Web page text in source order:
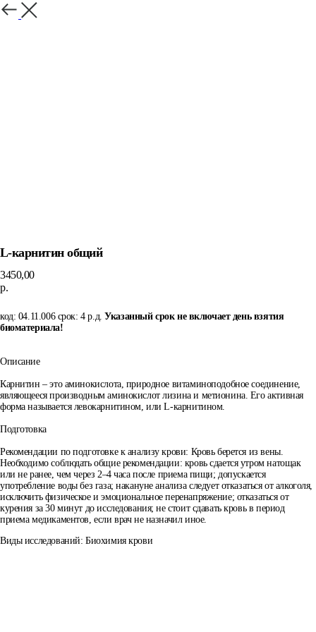
Назад
L-карнитин общий
3450,00
р.
код: 04.11.006 срок: 4 р.д.Указанный срок не включает день взятия
биоматериала!
Описание
Карнитин – это аминокислота, природное витаминоподобное соединение,
являющееся производным аминокислот лизина и метионина. Его активная
форма называется левокарнитином, или L-карнитином.
Подготовка
Рекомендации по подготовке к анализу крови: Кровь берется из вены.
Необходимо соблюдать общие рекомендации: кровь сдается утром натощак
или не ранее, чем через 2–4 часа после приема пищи; допускается
употребление воды без газа; накануне анализа следует отказаться от алкоголя,
исключить физическое и эмоциональное перенапряжение; отказаться от
курения за 30 минут до исследования; не стоит сдавать кровь в период
приема медикаментов, если врач не назначил иное.
Виды исследований: Биохимия крови